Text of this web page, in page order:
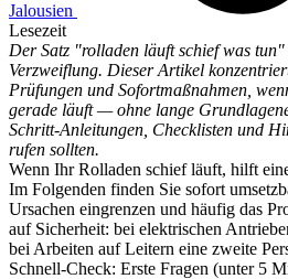
Jalousien
Lesezeit
Der Satz "rolladen läuft schief was
Verzweiflung. Dieser Artikel
Prüfungen und Sofortmaßnahmen,
gerade läuft — ohne lange
Schritt-Anleitungen, Checklisten und
rufen sollten.
Wenn Ihr Rolladen schief läuft, hilft
Im Folgenden finden Sie sofort
Ursachen eingrenzen und häufig das
auf Sicherheit: bei elektrischen
bei Arbeiten auf Leitern eine zweite
Schnell-Check: Erste Fragen (unter 5